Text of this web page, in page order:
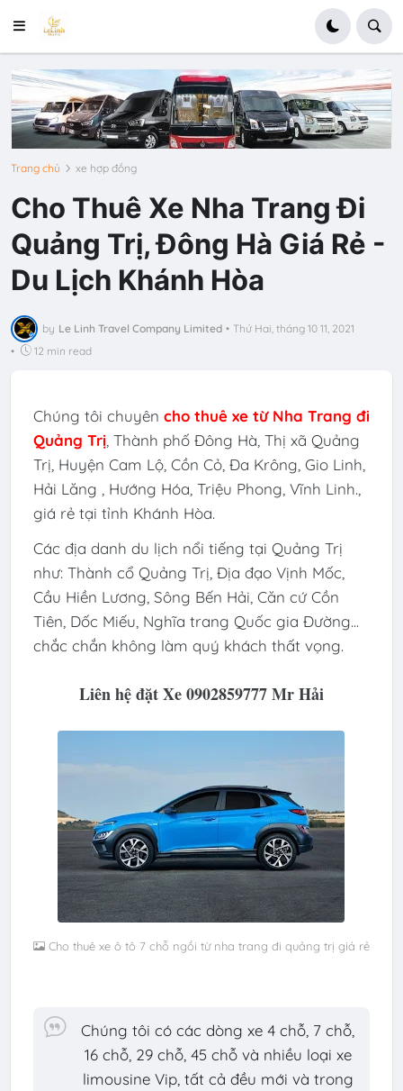
Trang chủ xe hợp đồng
Cho Thuê Xe Nha Trang Đi
Quảng Trị, Đông Hà Giá Rẻ -
Du Lịch Khánh Hòa
by Le Linh Travel Company Limited • Thứ Hai, tháng 10 11, 2021
•
12 min read
Chúng tôi chuyên cho thuê xe từ Nha Trang đi
Quảng Trị Thành phố Đông Hà, Thị xã Quảng
Trị, Huyện Cam Lộ, Cồn Cỏ, Đa Krông, Gio Linh,
Hải Lăng , Hướng Hóa, Triệu Phong, Vĩnh Linh.,
giá rẻ tại tỉnh Khánh Hòa.
Các địa danh du lịch nổi tiếng tại Quảng Trị
như: Thành cổ Quảng Trị, Địa đạo Vịnh Mốc,
Cầu Hiền Lương, Sông Bến Hải, Căn cứ Cồn
Tiên, Dốc Miếu, Nghĩa trang Quốc gia Đường...
chắc chắn không làm quý khách thất vọng.
Liên hệ đặt Xe 0902859777 Mr Hải
Cho thuê xe ô tô 7 chỗ ngồi từ nha trang đi quảng trị giá rẻ
Chúng tôi có các dòng xe 4 chỗ, 7 chỗ,
16 chỗ, 29 chỗ, 45 chỗ và nhiều loại xe
limousine Vip, tất cả đều mới và trong